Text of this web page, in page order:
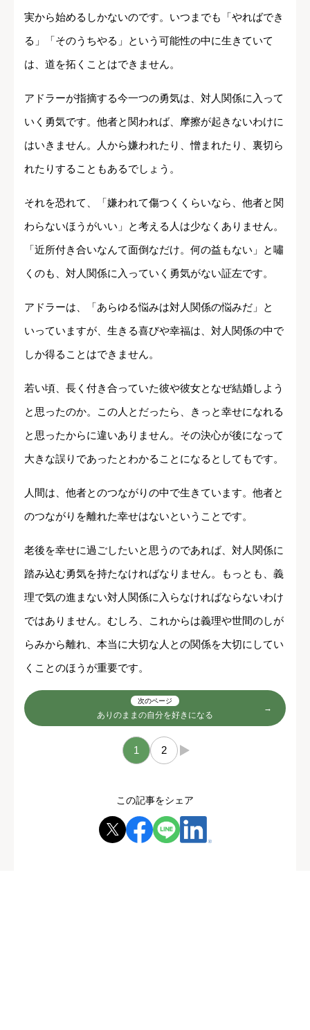
実から始めるしかないのです。いつまでも「やればでき
る」「そのうちやる」という可能性の中に生きていて
は、道を拓くことはできません。
アドラーが指摘する今一つの勇気は、対人関係に入って
いく勇気です。他者と関われば、摩擦が起きないわけに
はいきません。人から嫌われたり、憎まれたり、裏切ら
れたりすることもあるでしょう。
それを恐れて、「嫌われて傷つくくらいなら、他者と関
わらないほうがいい」と考える人は少なくありません。
「近所付き合いなんて面倒なだけ。何の益もない」と嘯
くのも、対人関係に入っていく勇気がない証左です。
アドラーは、「あらゆる悩みは対人関係の悩みだ」と
いっていますが、生きる喜びや幸福は、対人関係の中で
しか得ることはできません。
若い頃、長く付き合っていた彼や彼女となぜ結婚しよう
と思ったのか。この人とだったら、きっと幸せになれる
と思ったからに違いありません。その決心が後になって
大きな誤りであったとわかることになるとしてもです。
人間は、他者とのつながりの中で生きています。他者と
のつながりを離れた幸せはないということです。
老後を幸せに過ごしたいと思うのであれば、対人関係に
踏み込む勇気を持たなければなりません。もっとも、義
理で気の進まない対人関係に入らなければならないわけ
ではありません。むしろ、これからは義理や世間のしが
らみから離れ、本当に大切な人との関係を大切にしてい
くことのほうが重要です。
次のページ
ありのままの自分を好きになる
1 2 →
この記事をシェア